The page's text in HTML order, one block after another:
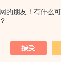
的朋友！有什么
检仪